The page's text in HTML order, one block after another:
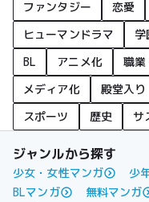
ファンタジー
恋愛
ヒューマンドラマ
学
BL
アニメ化 職業
メディア化
殿堂入り
スポーツ
歴史 サ
ジャンルから探す
少女・女性マンガ 少
BLマンガ
無料マンガ